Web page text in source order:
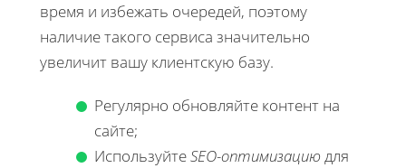
время и избежать очередей, поэтому
наличие такого сервиса значительно
увеличит вашу клиентскую базу.
Регулярно обновляйте контент на
сайте;
ИспользуйтеSEO-оптимизацию для